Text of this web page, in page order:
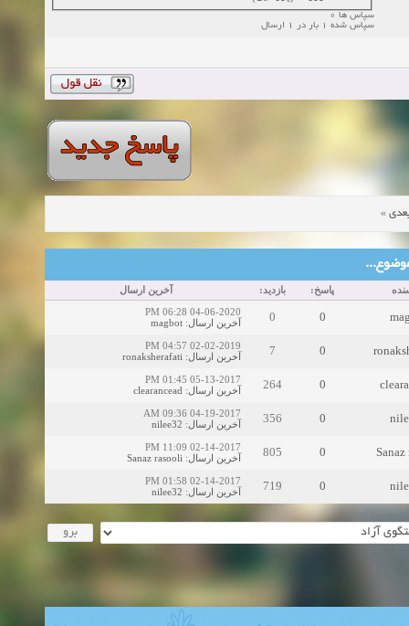
سپاس ها 0
سپاس شده 1 بار در 1 ارسال
»
پاسخ: بازدید: آخرین ارسال
0
0
04-06-2020 06:28 PM
آخرین ارسال:
magbot
0
7
02-02-2019 04:57 PM
آخرین ارسال:
ronaksherafati
0
264
05-13-2017 01:45 PM
آخرین ارسال:
clearancead
0
356
04-19-2017 09:36 AM
آخرین ارسال:
nilee32
0
805
02-14-2017 11:09 PM
آخرین ارسال:
Sanaz rasooli
0
719
02-14-2017 01:58 PM
آخرین ارسال:
nilee32